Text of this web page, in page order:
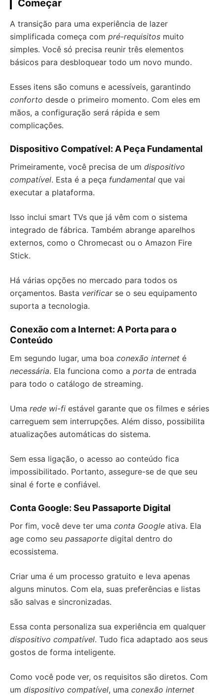
Começar
A transição para uma experiência de lazer
simplificada começa com pré-requisitos muito
simples. Você só precisa reunir três elementos
básicos para desbloquear todo um novo mundo.
Esses itens são comuns e acessíveis, garantindo
conforto desde o primeiro momento. Com eles em
mãos, a configuração será rápida e sem
complicações.
Dispositivo Compatível: A Peça Fundamental
Primeiramente, você precisa de um dispositivo
compatível. Esta é a peça fundamental que vai
executar a plataforma.
Isso inclui smart TVs que já vêm com o sistema
integrado de fábrica. Também abrange aparelhos
externos, como o Chromecast ou o Amazon Fire
Stick.
Há várias opções no mercado para todos os
orçamentos. Basta verificarse o seu equipamento
suporta a tecnologia.
Conexão com a Internet: A Porta para o
Conteúdo
Em segundo lugar, uma boa conexão internet é
necessária. Ela funciona como a porta de entrada
para todo o catálogo de streaming.
Uma rede wi-fi estável garante que os filmes e séries
carreguem sem interrupções. Além disso, possibilita
atualizações automáticas do sistema.
Sem essa ligação, o acesso ao conteúdo fica
impossibilitado. Portanto, assegure-se de que seu
sinal é forte e confiável.
Conta Google: Seu Passaporte Digital
Por fim, você deve ter uma conta Google ativa. Ela
age como seu passaporte digital dentro do
ecossistema.
Criar uma é um processo gratuito e leva apenas
alguns minutos. Com ela, suas preferências e listas
são salvas e sincronizadas.
Essa conta personaliza sua experiência em qualquer
dispositivo compatível. Tudo fica adaptado aos seus
gostos de forma inteligente.
Como você pode ver, os requisitos são diretos. Com
um dispositivo compatível, uma conexão internet